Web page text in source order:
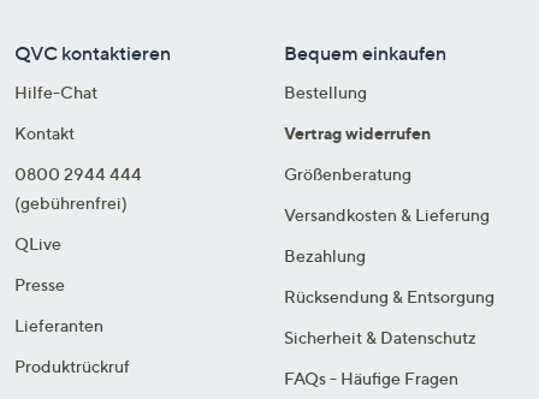
QVC kontaktieren
Hilfe-Chat
Kontakt
0800 2944 444
(gebührenfrei)
QLive
Presse
Lieferanten
Produktrückruf
Bequem einkaufen
Bestellung
Vertrag widerrufen
Größenberatung
Versandkosten & Lieferung
Bezahlung
Rücksendung & Entsorgung
Sicherheit & Datenschutz
FAQs - Häufige Fragen